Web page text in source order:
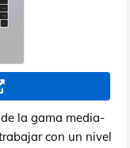
la gama media-
con un nivel